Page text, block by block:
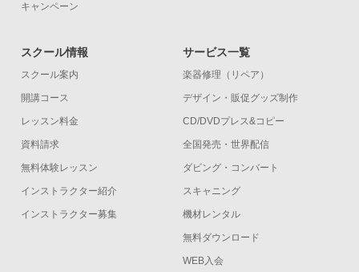
キャンペーン
スクール情報
スクール案内
開講コース
レッスン料金
資料請求
無料体験レッスン
インストラクター紹介
インストラクター募集
サービス一覧
楽器修理（リペア）
デザイン・販促グッズ制作
CD/DVDプレス&コピー
全国発売・世界配信
ダビング・コンバート
スキャニング
機材レンタル
無料ダウンロード
WEB入会